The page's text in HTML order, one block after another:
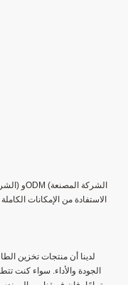
الجودة والأداء. سواء كنت